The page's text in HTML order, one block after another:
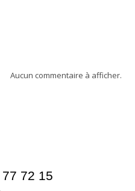
Aucun commentaire à afficher.
72 15